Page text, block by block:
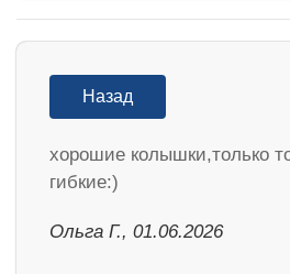
Назад
хорошие колышки,только
гибкие:)
Ольга Г., 01.06.2026